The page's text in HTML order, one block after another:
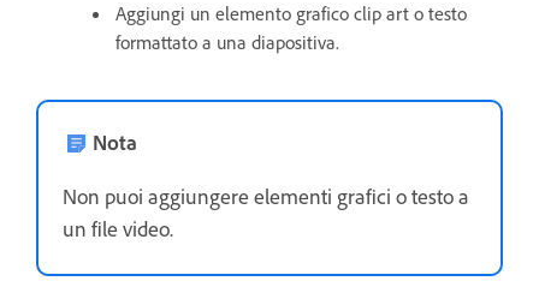
Aggiungi un elemento grafico clip art o testo
formattato a una diapositiva.
Nota
Non puoi aggiungere elementi grafici o testo a
un file video.